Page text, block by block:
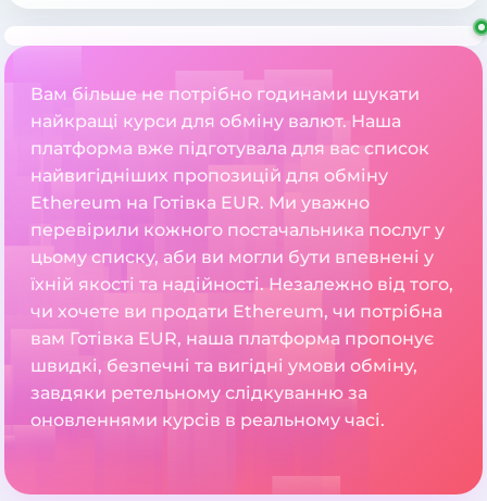
Вам більше не потрібно годинами шукати
найкращі курси для обміну валют. Наша
платформа вже підготувала для вас список
найвигідніших пропозицій для обміну
Ethereum на Готівка EUR. Ми уважно
перевірили кожного постачальника послуг у
цьому списку, аби ви могли бути впевнені у
їхній якості та надійності. Незалежно від того,
чи хочете ви продати Ethereum, чи потрібна
вам Готівка EUR, наша платформа пропонує
швидкі, безпечні та вигідні умови обміну,
завдяки ретельному слідкуванню за
оновленнями курсів в реальному часі.